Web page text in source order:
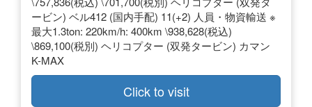
ービン) ベル412 (国内手配) 11(+2) 人員・物資輸送 ※
最大1.3ton: 220km/h: 400km \938,628(税込)
\869,100(税別) ヘリコプター (双発タービン) カマン
K-MAX
Click to visit